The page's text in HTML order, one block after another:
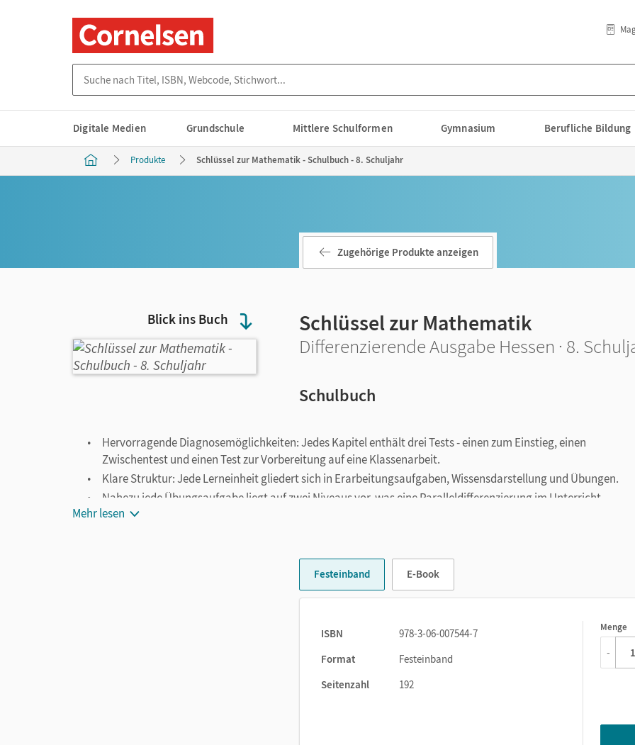
Digitale Medien Grundschule Mittlere Schulformen Gymnasium Berufliche Bildung
Produkte Schlüssel zur Mathematik - Schulbuch - 8. Schuljahr
Blick ins Buch
Zugehörige Produkte anzeigen
Schlüssel zur Mathematik
Differenzierende Ausgabe Hessen · 8.
Schulbuch
Hervorragende Diagnosemöglichkeiten: Jedes Kapitel enthält drei Tests - einen zum Einstieg, einen
Zwischentest und einen Test zur Vorbereitung auf eine Klassenarbeit.
Klare Struktur: Jede Lerneinheit gliedert sich in Erarbeitungsaufgaben, Wissensdarstellung und Übungen.
Nahezu jede Übungsaufgabe liegt auf zwei Niveaus vor, was eine Paralleldifferenzierung im Unterricht
ermöglicht.
Mehr lesen
Festeinband E-Book
ISBN
978-3-06-007544-7
Format
Festeinband
Seitenzahl
192
Menge
1
-